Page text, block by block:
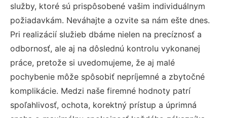
služby, ktoré sú prispôsobené vašim individuálnym
požiadavkám. Neváhajte a ozvite sa nám ešte dnes.
Pri realizácií služieb dbáme nielen na precíznosť a
odbornosť, ale aj na dôslednú kontrolu vykonanej
práce, pretože si uvedomujeme, že aj malé
pochybenie môže spôsobiť nepríjemné a zbytočné
komplikácie. Medzi naše firemné hodnoty patrí
spoľahlivosť, ochota, korektný prístup a úprimná